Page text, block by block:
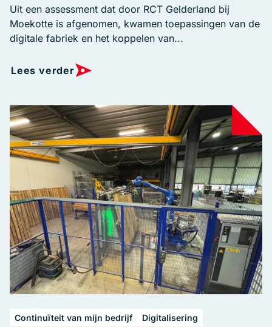
Uit een assessment dat door RCT Gelderland bij
Moekotte is afgenomen, kwamen toepassingen van de
digitale fabriek en het koppelen van...
Lees verder
Continuïteit van mijn bedrijf Digitalisering